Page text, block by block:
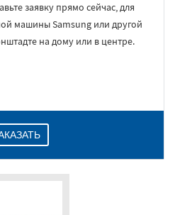
заявку прямо сейчас, для
машины Samsung или другой
на дому или в центре.